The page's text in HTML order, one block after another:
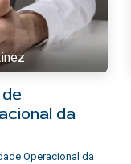
da
Operacional da